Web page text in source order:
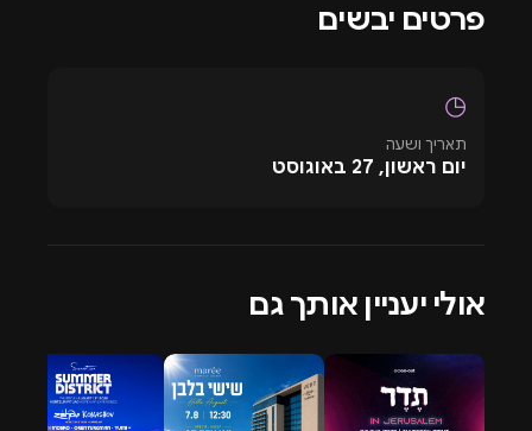
מבטיחה שהוא יישאר בחזית סצנת המוזיקה האלקטרונית,
ומציע פלטפורמה לאמנים ותיקים וחדשים כאחד.
המקלדת שיצליחו לעשות זאת בזמן המהר ביותר. מדובר
בפסטיבל שמוכר את עצמו ולכן הקושי לקחת חלק באירוע
פרטים יבשים
◷
תאריך ושעה
יום ראשון, 27 באוגוסט
אולי יעניין אותך גם